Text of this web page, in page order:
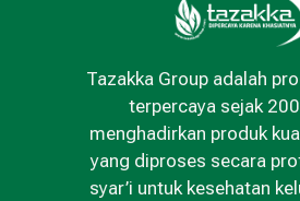
Tazakka Group adalah
terpercaya sejak
menghadirkan produk
yang diproses secara
syar’i untuk kesehatan